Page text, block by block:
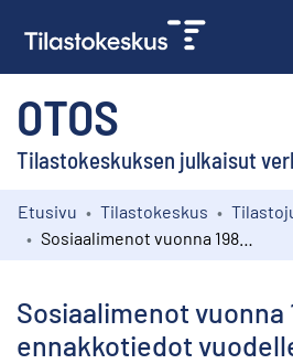
OTOS
Tilastokeskuksen julkaisut
Kokoelmat
Etusivu Tilastokeskus
Sosiaalimenot vuonna
ennakkotiedot